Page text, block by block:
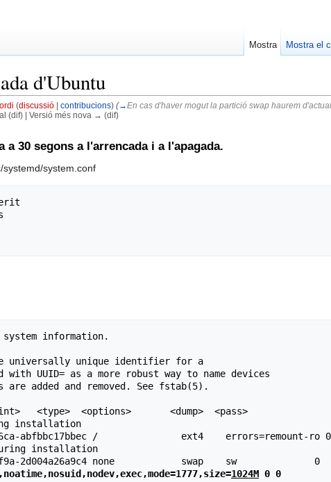
d'Ubuntu
(discussió| contribucions) (→En cas d'haver mogut la partició swap haurem
(dif) | Versió més nova → (dif)
a 30 segons a l'arrencada i a l'apagada.
system.conf
information.
universally unique identifier for a
UUID= as a more robust way to name devices
added and removed. See fstab(5).
<type>  <options>       <dump>  <pass>
installation
86ca-abfbbc17bbec /               ext4    errors=remount-
installation
1024M 0 0
Mostra Mostra el